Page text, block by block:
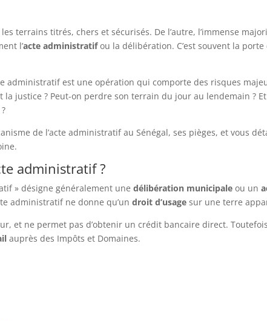
terrains titrés, chers et sécurisés. De l’autre, l’immense
l’acte administratifou la délibération. C’est souvent la
administratif est une opération qui comporte des risques
la justice ? Peut-on perdre son terrain du jour au lendemain ?
de l’acte administratif au Sénégal, ses pièges, et vous
administratif ?
» désigne généralement unedélibération municipale ou un
administratif ne donne qu’undroit d’usage sur une terre
et ne permet pas d’obtenir un crédit bancaire direct.
auprès des Impôts et Domaines.